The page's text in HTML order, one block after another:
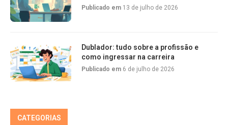
Publicado em 13 de julho de 2026
Dublador: tudo sobre a profissão e
como ingressar na carreira
Publicado em 6 de julho de 2026
CATEGORIAS